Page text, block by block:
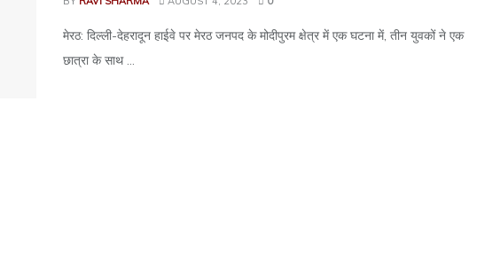
मेरठ: दिल्ली-देहरादून हाईवे पर मेरठ जनपद के मोदीपुरम क्षेत्र में एक घटना में, तीन युवकों ने एक
छात्रा के साथ ...